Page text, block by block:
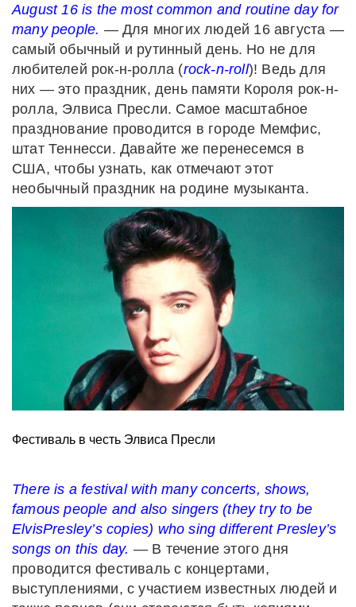
August 16 is the most common and routine day for
many people. — Для многих людей 16 августа —
самый обычный и рутинный день. Но не для
любителей рок-н-ролла (rock-n-roll)! Ведь для
них — это праздник, день памяти Короля рок-н-
ролла, Элвиса Пресли. Самое масштабное
празднование проводится в городе Мемфис,
штат Теннесси. Давайте же перенесемся в
США, чтобы узнать, как отмечают этот
необычный праздник на родине музыканта.
Фестиваль в честь Элвиса Пресли
There is a festival with many concerts, shows,
famous people and also singers (they try to be
ElvisPresley’s copies) who sing different Presley’s
songs on this day. — В течение этого дня
проводится фестиваль с концертами,
выступлениями, с участием известных людей и